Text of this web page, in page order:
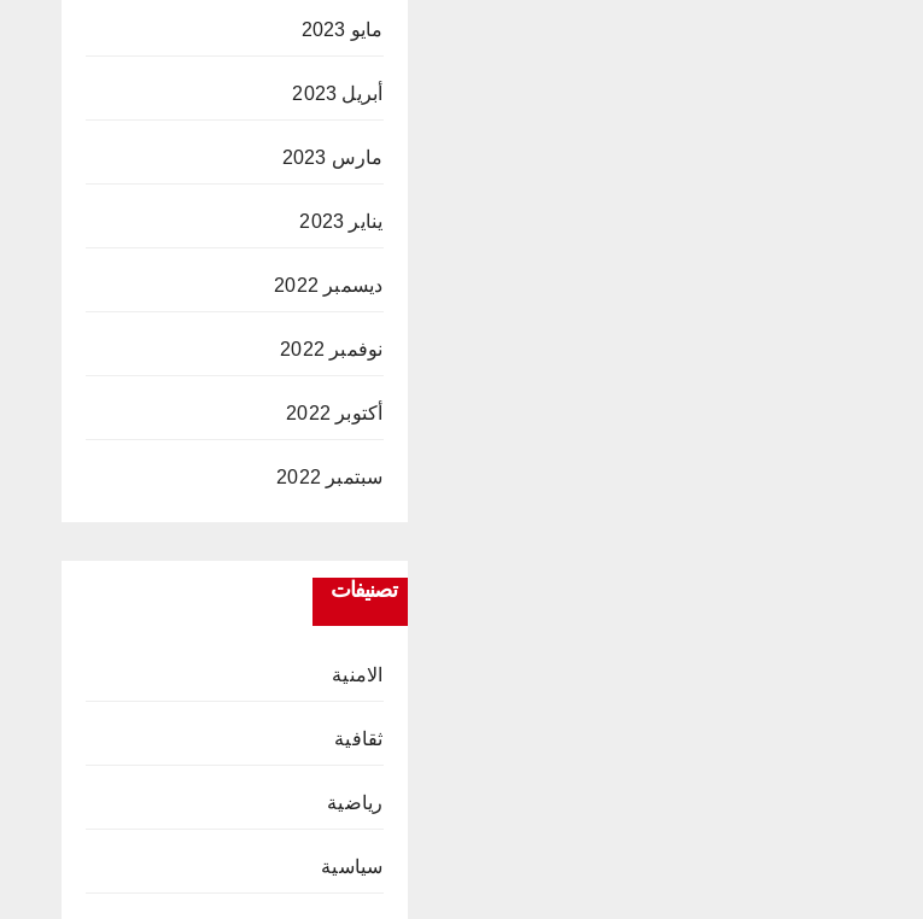
مايو 2023
أبريل 2023
مارس 2023
يناير 2023
ديسمبر 2022
نوفمبر 2022
أكتوبر 2022
سبتمبر 2022
تصنيفات
الامنية
ثقافية
رياضية
سياسية